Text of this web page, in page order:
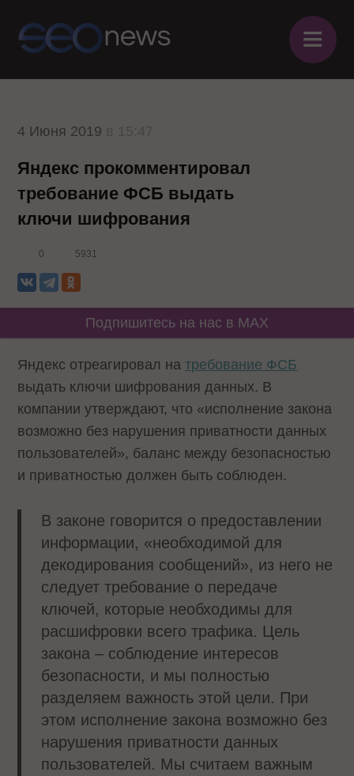
≡
4 Июня 2019
Яндекс прокомментировал
требование ФСБ выдать
ключи шифрования
0 5931
Подпишитесь на нас в MAX
Яндекс отреагировал натребование ФСБ
выдать ключи шифрования данных. В
компании утверждают, что «исполнение закона
возможно без нарушения приватности данных
пользователей», баланс между безопасностью
и приватностью должен быть соблюден.
В законе говорится о предоставлении
информации, «необходимой для
декодирования сообщений», из него не
следует требование о передаче
ключей, которые необходимы для
расшифровки всего трафика. Цель
закона – соблюдение интересов
безопасности, и мы полностью
разделяем важность этой цели. При
этом исполнение закона возможно без
нарушения приватности данных
пользователей. Мы считаем важным